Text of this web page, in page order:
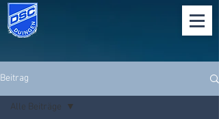
Beitrag
Alle Beiträge